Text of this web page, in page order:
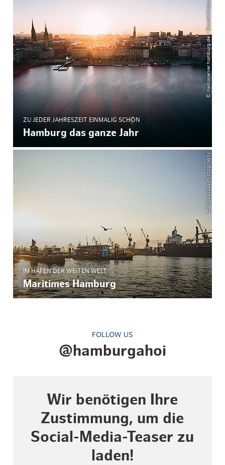
© mediaserver.hamburg.de / DoubleVision
ZU JEDER JAHRESZEIT EINMALIG SCHÖN
Hamburg das ganze Jahr
© ThisIsJulia Photography
IM HAFEN DER WEITEN WELT
Maritimes Hamburg
FOLLOW US
@hamburgahoi
Wir benötigen Ihre
Zustimmung, um die
Social-Media-Teaser zu
laden!